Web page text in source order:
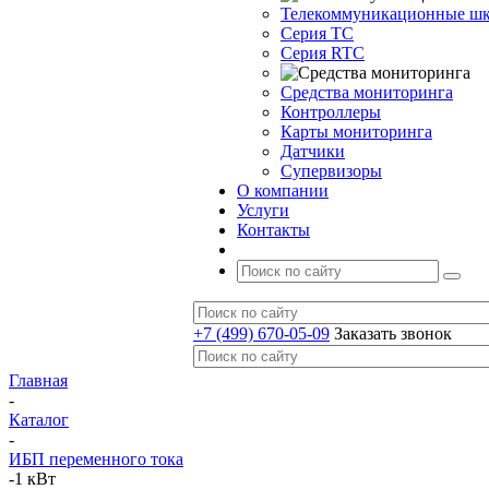
Телекоммуникационные
Серия TC
Серия RTC
Средства мониторинга
Контроллеры
Карты мониторинга
Датчики
Супервизоры
О компании
Услуги
Контакты
+7 (499) 670-05-09 Заказать звонок
Главная
-
Каталог
-
ИБП переменного тока
-1 кВт